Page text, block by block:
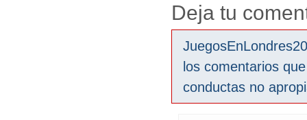
Deja tu
los comentarios
conductas no